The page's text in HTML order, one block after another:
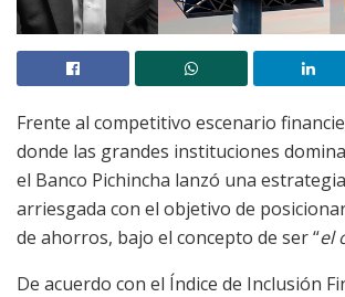
Frente al competitivo escenario
donde las grandes instituciones
el Banco Pichincha lanzó una
arriesgada con el objetivo de
de ahorros, bajo el concepto de ser “el
De acuerdo con el Índice de Inclusión